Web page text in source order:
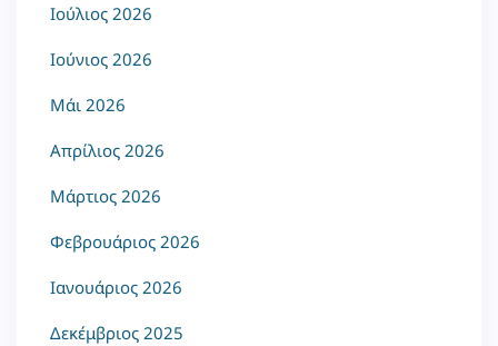
Ιούλιος 2026
Ιούνιος 2026
Μάι 2026
Απρίλιος 2026
Μάρτιος 2026
Φεβρουάριος 2026
Ιανουάριος 2026
Δεκέμβριος 2025